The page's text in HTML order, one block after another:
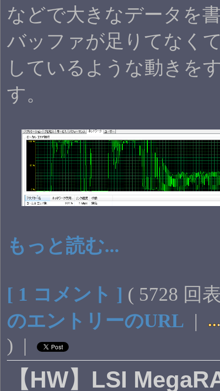
などで大きなデータを
バッファが足りてなく
しているような動きを
す。
もっと読む...
[ 1 コメント ] ( 5728 回
のエントリーのURL |
) |
【HW】LSI